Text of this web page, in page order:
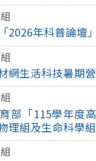
2026年科普論壇
網生活科技暑期
部「115學年度
理組及生命科學